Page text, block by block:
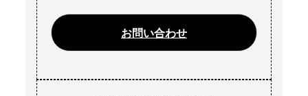
お問い合わせ